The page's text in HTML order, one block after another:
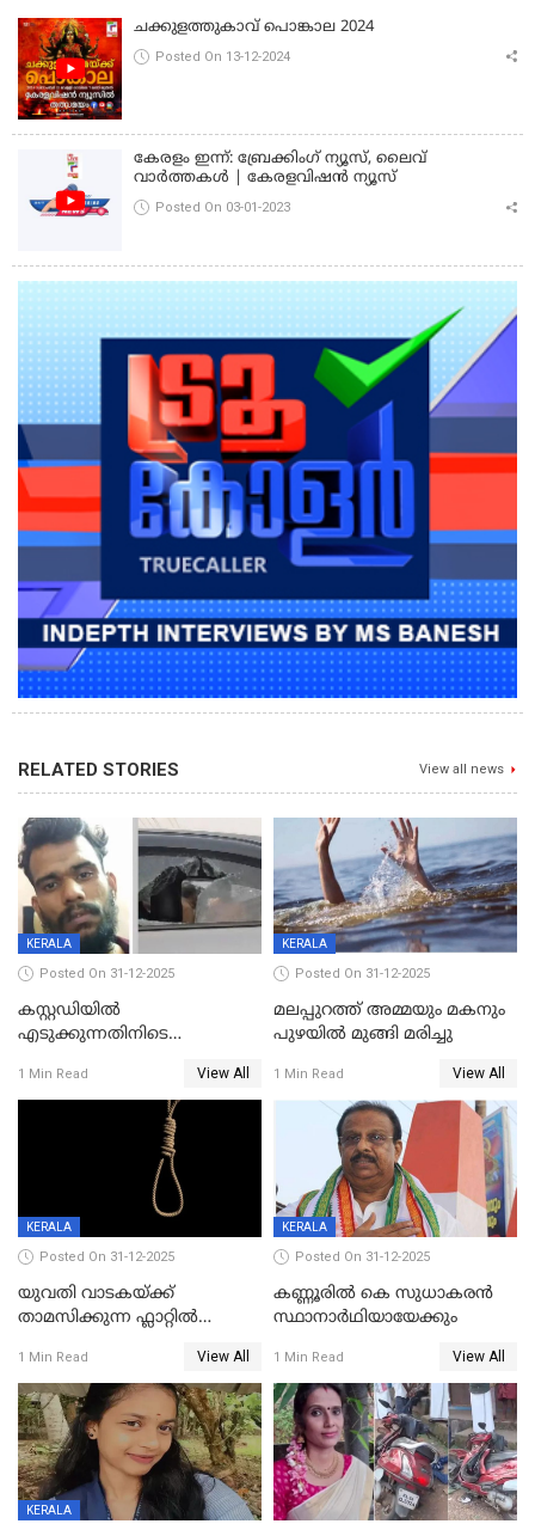
ചക്കുളത്തുകാവ് പൊങ്കാല 2024
Posted On 13-12-2024
കേരളം ഇന്ന്: ബ്രേക്കിംഗ് ന്യൂസ്, ലൈവ്
വാർത്തകൾ | കേരളവിഷൻ ന്യൂസ്
Posted On 03-01-2023
RELATED STORIES View all news
KERALA
Posted On 31-12-2025
കസ്റ്റഡിയിൽ
എടുക്കുന്നതിനിടെ
വധശ്രമക്കേസ് പ്രതി പിടിയിൽ
1 Min Read View All
KERALA
Posted On 31-12-2025
മലപ്പുറത്ത് അമ്മയും മകനും
പുഴയിൽ മുങ്ങി മരിച്ചു
1 Min Read View All
KERALA
Posted On 31-12-2025
യുവതി വാടകയ്ക്ക്
താമസിക്കുന്ന ഫ്ലാറ്റില്‍
സംഭവം കൈതപ്പൊയിലില്‍
1 Min Read View All
KERALA
Posted On 31-12-2025
കണ്ണൂരിൽ കെ സുധാകരൻ
സ്ഥാനാർഥിയായേക്കും
1 Min Read View All
KERALA